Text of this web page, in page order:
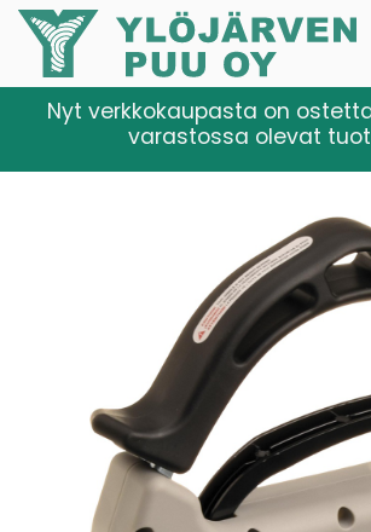
Nyt verkkokaupasta on
varastossa olevat